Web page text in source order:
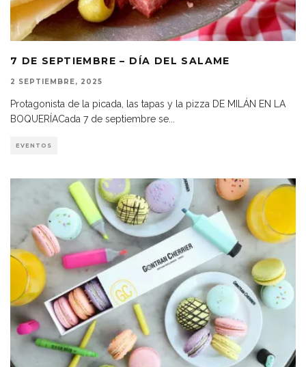
7 DE SEPTIEMBRE – DÍA DEL SALAME
2 SEPTIEMBRE, 2025
Protagonista de la picada, las tapas y la pizza DE MILÁN EN LA
BOQUERÍACada 7 de septiembre se
EVENTOS